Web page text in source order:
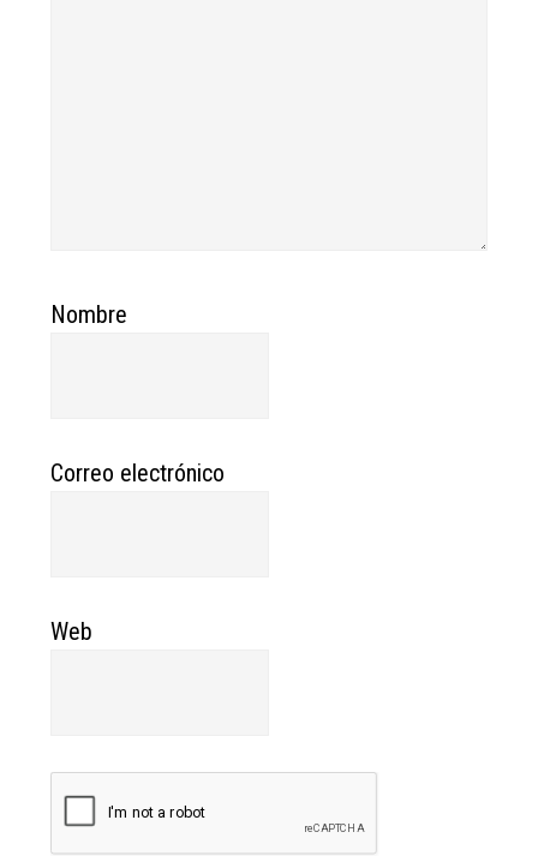
Nombre
Correo electrónico
Web